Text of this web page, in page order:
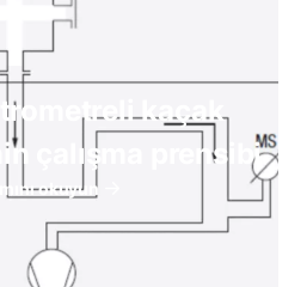
kaçak
çalışma prensibi
okuyun